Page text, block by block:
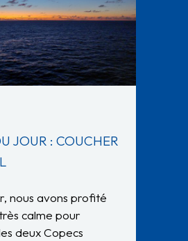
JOUR : COUCHER
nous avons profité
calme pour
deux Copecs